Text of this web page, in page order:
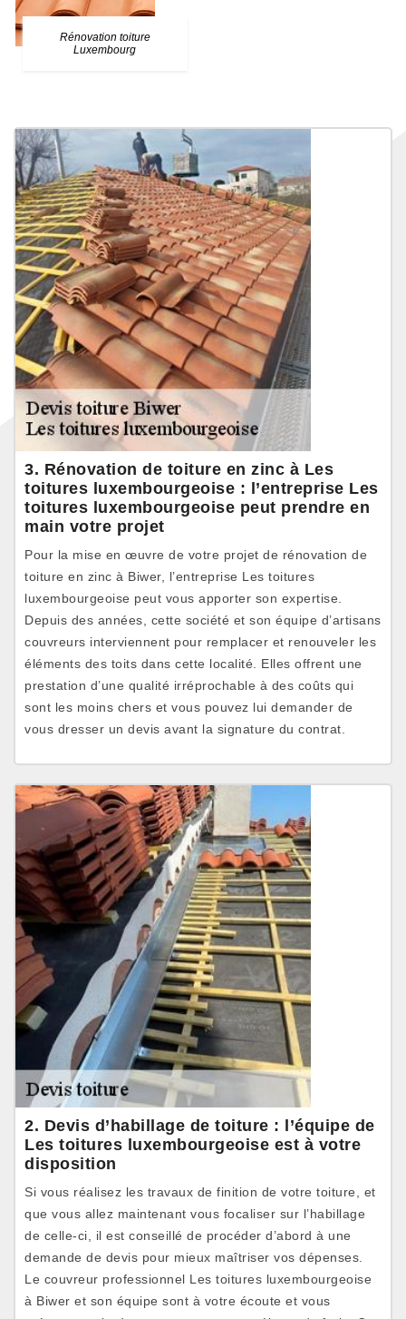
Rénovation toiture
Luxembourg
3. Rénovation de toiture en zinc à Les
toitures luxembourgeoise : l’entreprise Les
toitures luxembourgeoise peut prendre en
main votre projet
Pour la mise en œuvre de votre projet de rénovation de
toiture en zinc à Biwer, l’entreprise Les toitures
luxembourgeoise peut vous apporter son expertise.
Depuis des années, cette société et son équipe d’artisans
couvreurs interviennent pour remplacer et renouveler les
éléments des toits dans cette localité. Elles offrent une
prestation d’une qualité irréprochable à des coûts qui
sont les moins chers et vous pouvez lui demander de
vous dresser un devis avant la signature du contrat.
2. Devis d’habillage de toiture : l’équipe de
Les toitures luxembourgeoise est à votre
disposition
Si vous réalisez les travaux de finition de votre toiture, et
que vous allez maintenant vous focaliser sur l’habillage
de celle-ci, il est conseillé de procéder d’abord à une
demande de devis pour mieux maîtriser vos dépenses.
Le couvreur professionnel Les toitures luxembourgeoise
à Biwer et son équipe sont à votre écoute et vous